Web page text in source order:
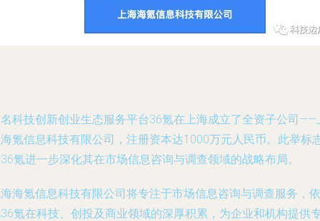
科技创新创业生态服务平台36氪在上海成立了全资子公司——
氪信息科技有限公司，注册资本达1000万元人民币。此举标
氪进一步深化其在市场信息咨询与调查领域的战略布局。
海氪信息科技有限公司将专注于市场信息咨询与调查服务，依
氪在科技、创投及商业领域的深厚积累，为企业和机构提供